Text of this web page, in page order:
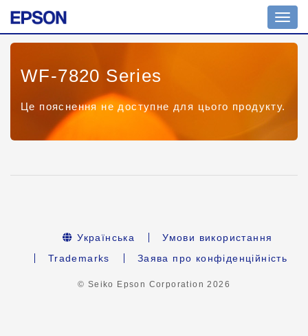
WF-7820 Series
Це пояснення не доступне для цього продукту.
Українська
Умови використання
Trademarks
Заява про конфіденційність
© Seiko Epson Corporation2026